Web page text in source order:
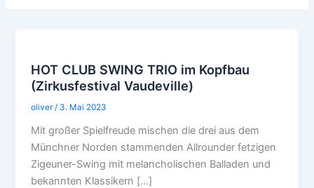
HOT CLUB SWING TRIO im Kopfbau
(Zirkusfestival Vaudeville)
oliver/ 3. Mai 2023
Mit großer Spielfreude mischen die drei aus dem
Münchner Norden stammenden Allrounder fetzigen
Zigeuner-Swing mit melancholischen Balladen und
bekannten Klassikern […]